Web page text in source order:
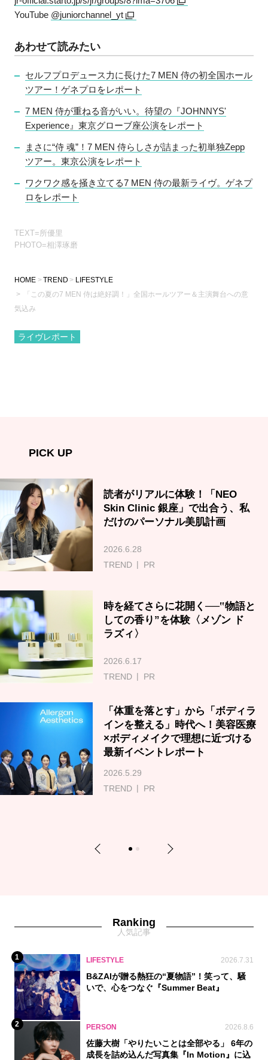
YouTube @juniorchannel_yt
あわせて読みたい
セルフプロデュース力に長けた7 MEN 侍の初全国ホール
ツアー！ゲネプロをレポート
7 MEN 侍が重ねる音がいい。待望の『JOHNNYS'
Experience』東京グローブ座公演をレポート
まさに“侍 魂”！7 MEN 侍らしさが詰まった初単独Zepp
ツアー。東京公演をレポート
ワクワク感を掻き立てる7 MEN 侍の最新ライヴ。ゲネプ
ロをレポート
TEXT=所優里
PHOTO=相澤琢磨
HOME TREND
LIFESTYLE
「この夏の7 MEN 侍は絶好調！」全国ホールツアー＆主演舞台への意
気込み
ライヴレポート
PICK UP
読者がリアルに体験！「NEO
Skin Clinic 銀座」で出合う、私
だけのパーソナル美肌計画
2026.6.28
TREND
PR
時を経てさらに花開く──‟物語と
しての香り”を体験〈メゾン ド
ラズィ〉
2026.6.17
TREND
PR
「体重を落とす」から「ボディラ
インを整える」時代へ！美容医療
×ボディメイクで理想に近づける
最新イベントレポート
2026.5.29
TREND
PR
Previous 1 2 Next
Ranking
人気記事
1 LIFESTYLE 2026.7.31
B&ZAIが贈る熱狂の“夏物語”！笑って、騒
いで、心をつなぐ『Summer Beat』
2 PERSON 2026.8.6
佐藤大樹「やりたいことは全部やる」 6年の
成長を詰め込んだ写真集『In Motion』に込